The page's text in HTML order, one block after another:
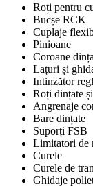
Roți pentru
Bucșe RCK
Cuplaje
Pinioane
Coroane
Lațuri și
Intinzător
Roți dințate
Angrenaje
Bare dințate
Suporți FSB
Limitatori de
Curele
Curele de
Ghidaje